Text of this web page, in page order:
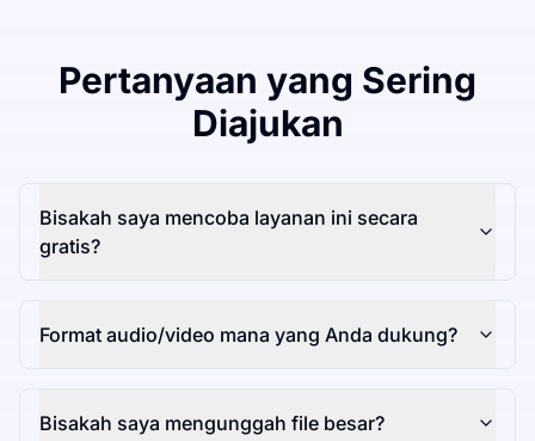
Pertanyaan yang Sering
Diajukan
Bisakah saya mencoba layanan ini secara
gratis?
Format audio/video mana yang Anda dukung?
Bisakah saya mengunggah file besar?